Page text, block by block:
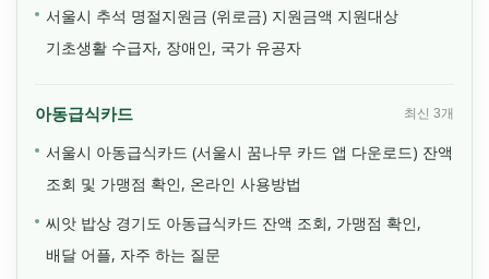
서울시 추석 명절지원금 (위로금) 지원금액 지원대상
기초생활 수급자, 장애인, 국가 유공자
아동급식카드 최신 3개
서울시 아동급식카드 (서울시 꿈나무 카드 앱 다운로드) 잔액
조회 및 가맹점 확인, 온라인 사용방법
씨앗 밥상 경기도 아동급식카드 잔액 조회, 가맹점 확인,
배달 어플, 자주 하는 질문